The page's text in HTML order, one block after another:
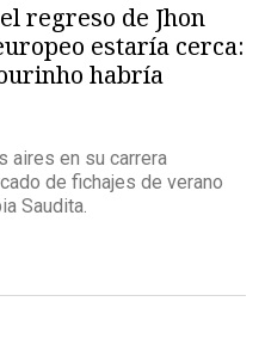
regreso de Jhon
estaría cerca:
habría
aires en su carrera
de fichajes de verano
Saudita.